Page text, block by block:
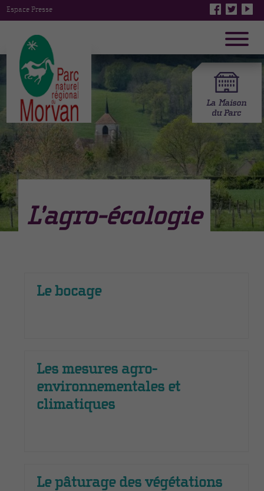
Espace Presse
L’agro-écologie
Le bocage
Les mesures agro-
environnementales et
climatiques
Le pâturage des végétations